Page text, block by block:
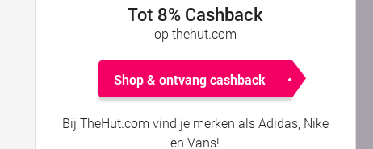
Tot 8% Cashback
op thehut.com
Shop & ontvang cashback
Bij TheHut.com vind je merken als Adidas, Nike
en Vans!